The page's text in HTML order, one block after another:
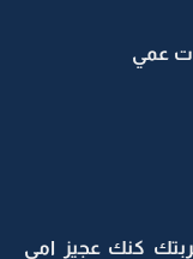
عمي
كنك عجيز امي